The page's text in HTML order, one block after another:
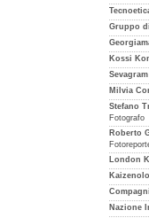
Gruppo
Kossi
Sevagram
Milvia
Stefano
Fotografo
Roberto
London
Nazione